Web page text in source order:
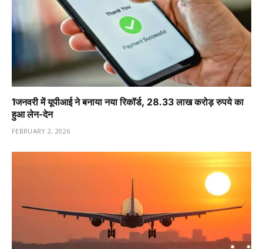
1️जनवरी में यूपीआई ने बनाया नया रिकॉर्ड, 28.33 लाख करोड़ रुपये का
हुआ लेन-देन
FEBRUARY 2, 2026